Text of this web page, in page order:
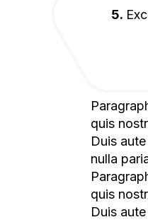
Paragraph incididunt ut labore et dolore magna aliqua. Ut enim ad minim veniam,
quis
Duis
nulla
quis
Duis